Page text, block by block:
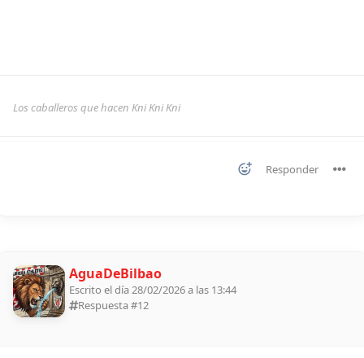
Los caballeros que hacen Kni Kni Kni
Responder
AguaDeBilbao
Escrito el día 28/02/2026 a las 13:44
Respuesta #12